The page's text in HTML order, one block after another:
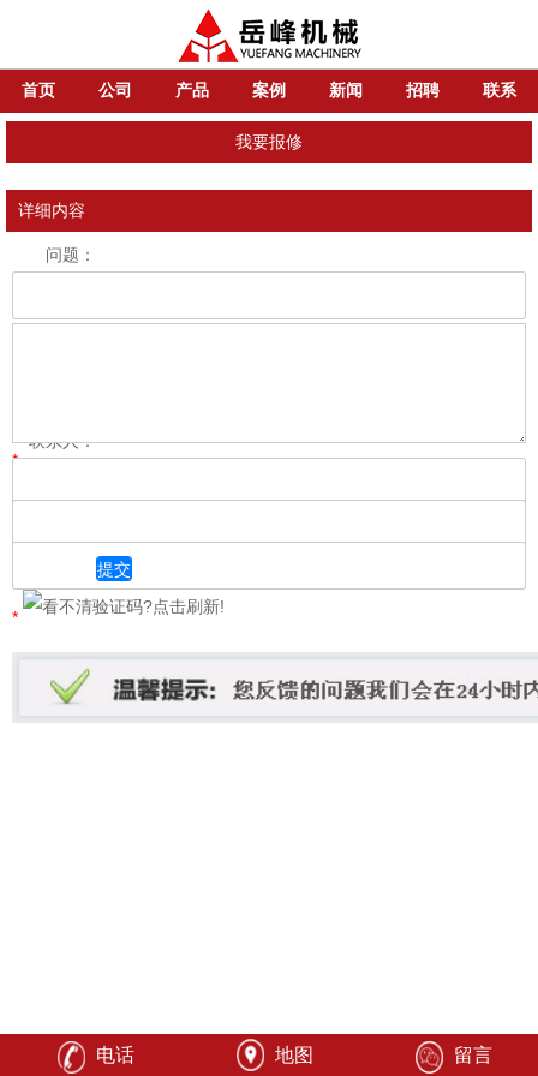
首页 公司 产品 案例 新闻 招聘 联系
我要报修
详细内容
问题：
*
联系人：
请注明是手机、电话、QQ、Email,方便我们和您联系
*
电话 地图 留言